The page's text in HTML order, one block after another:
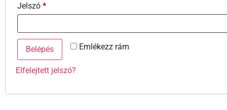
Jelszó *
Emlékezz rám
Belépés
Elfelejtett jelszó?